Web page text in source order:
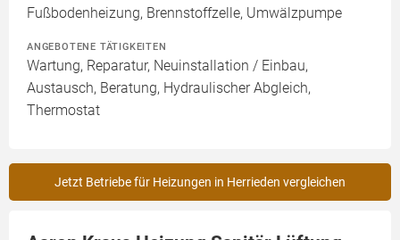
Fußbodenheizung, Brennstoffzelle, Umwälzpumpe
ANGEBOTENE TÄTIGKEITEN
Wartung, Reparatur, Neuinstallation / Einbau,
Austausch, Beratung, Hydraulischer Abgleich,
Thermostat
Jetzt Betriebe für Heizungen in Herrieden vergleichen